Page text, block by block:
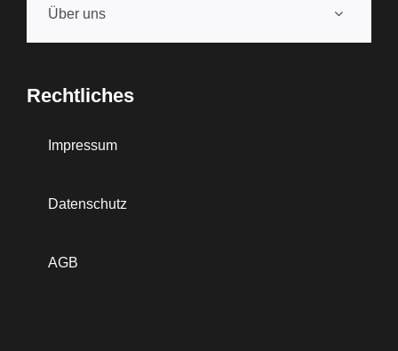
Über uns
Rechtliches
Impressum
Datenschutz
AGB